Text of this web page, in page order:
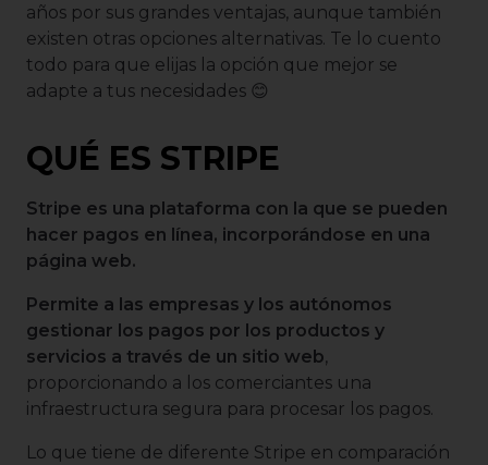
años por sus grandes ventajas, aunque también
existen otras opciones alternativas. Te lo cuento
todo para que elijas la opción que mejor se
adapte a tus necesidades 😊
QUÉ ES STRIPE
Stripe es una plataforma con la que se pueden
hacer pagos en línea, incorporándose en una
página web.
Permite a las empresas y los autónomos
gestionar los pagos por los productos y
servicios a través de un sitio web,
proporcionando a los comerciantes una
infraestructura segura para procesar los pagos.
Lo que tiene de diferente Stripe en comparación